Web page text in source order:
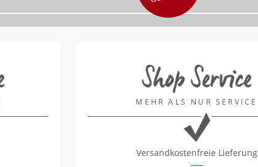
Shop Service
MEHR ALS NUR SERVICE
Versandkostenfreie Lieferung